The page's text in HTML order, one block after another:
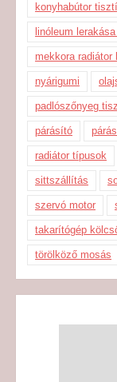
konyhabútor
linóleum
mekkora radiátor
nyárigumi
padlószőnyeg
párásító
radiátor típusok
sittszállítás
szervó motor
takarítógép
törölköző mosás